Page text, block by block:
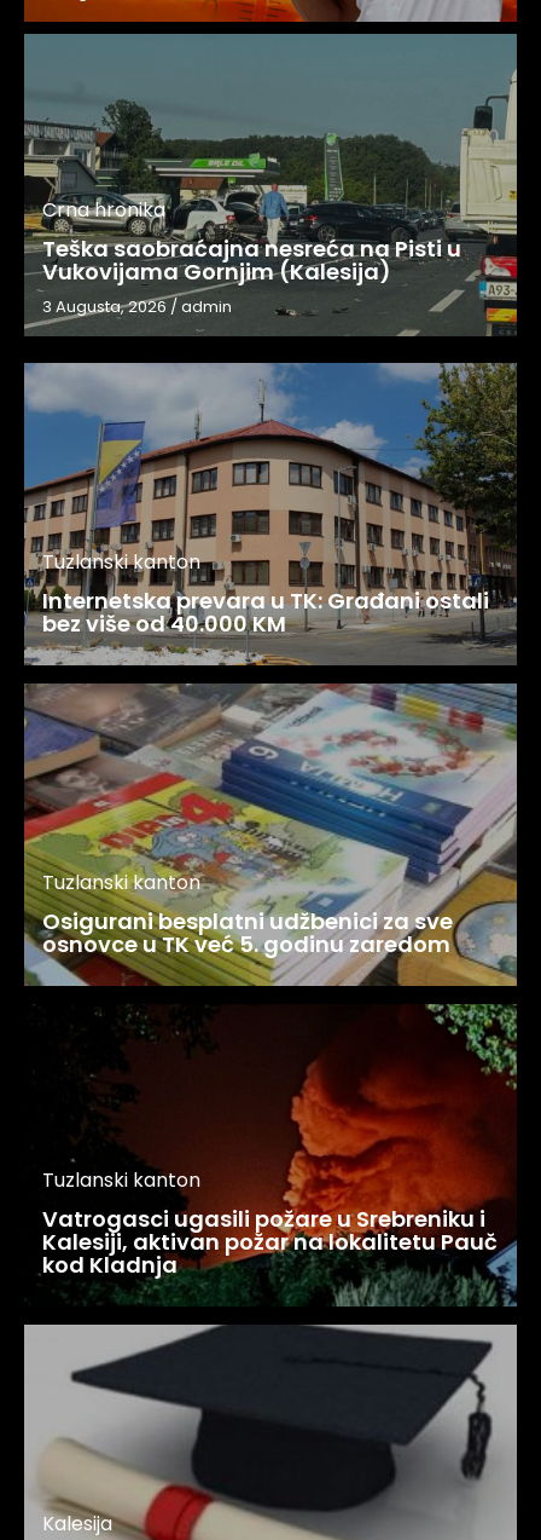
Crna hronika
Teška saobraćajna nesreća na Pisti u
Vukovijama Gornjim (Kalesija)
3 Augusta, 2026/admin
Tuzlanski kanton
Internetska prevara u TK: Građani ostali
bez više od 40.000 KM
Tuzlanski kanton
Osigurani besplatni udžbenici za sve
osnovce u TK već 5. godinu zaredom
Tuzlanski kanton
Vatrogasci ugasili požare u Srebreniku i
Kalesiji, aktivan požar na lokalitetu Pauč
kod Kladnja
Kalesija